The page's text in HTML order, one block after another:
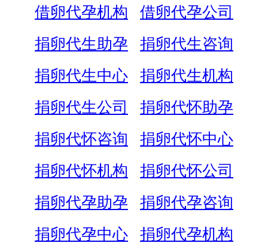
借卵代孕机构
借卵代孕公司
捐卵代生助孕
捐卵代生咨询
捐卵代生中心
捐卵代生机构
捐卵代生公司
捐卵代怀助孕
捐卵代怀咨询
捐卵代怀中心
捐卵代怀机构
捐卵代怀公司
捐卵代孕助孕
捐卵代孕咨询
捐卵代孕中心
捐卵代孕机构